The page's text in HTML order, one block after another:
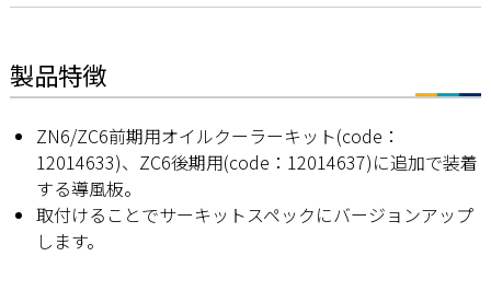
製品特徴
ZN6/ZC6前期用オイルクーラーキット(code：
12014633)、ZC6後期用(code：12014637)に追加で装着
する導風板。
取付けることでサーキットスペックにバージョンアップ
します。